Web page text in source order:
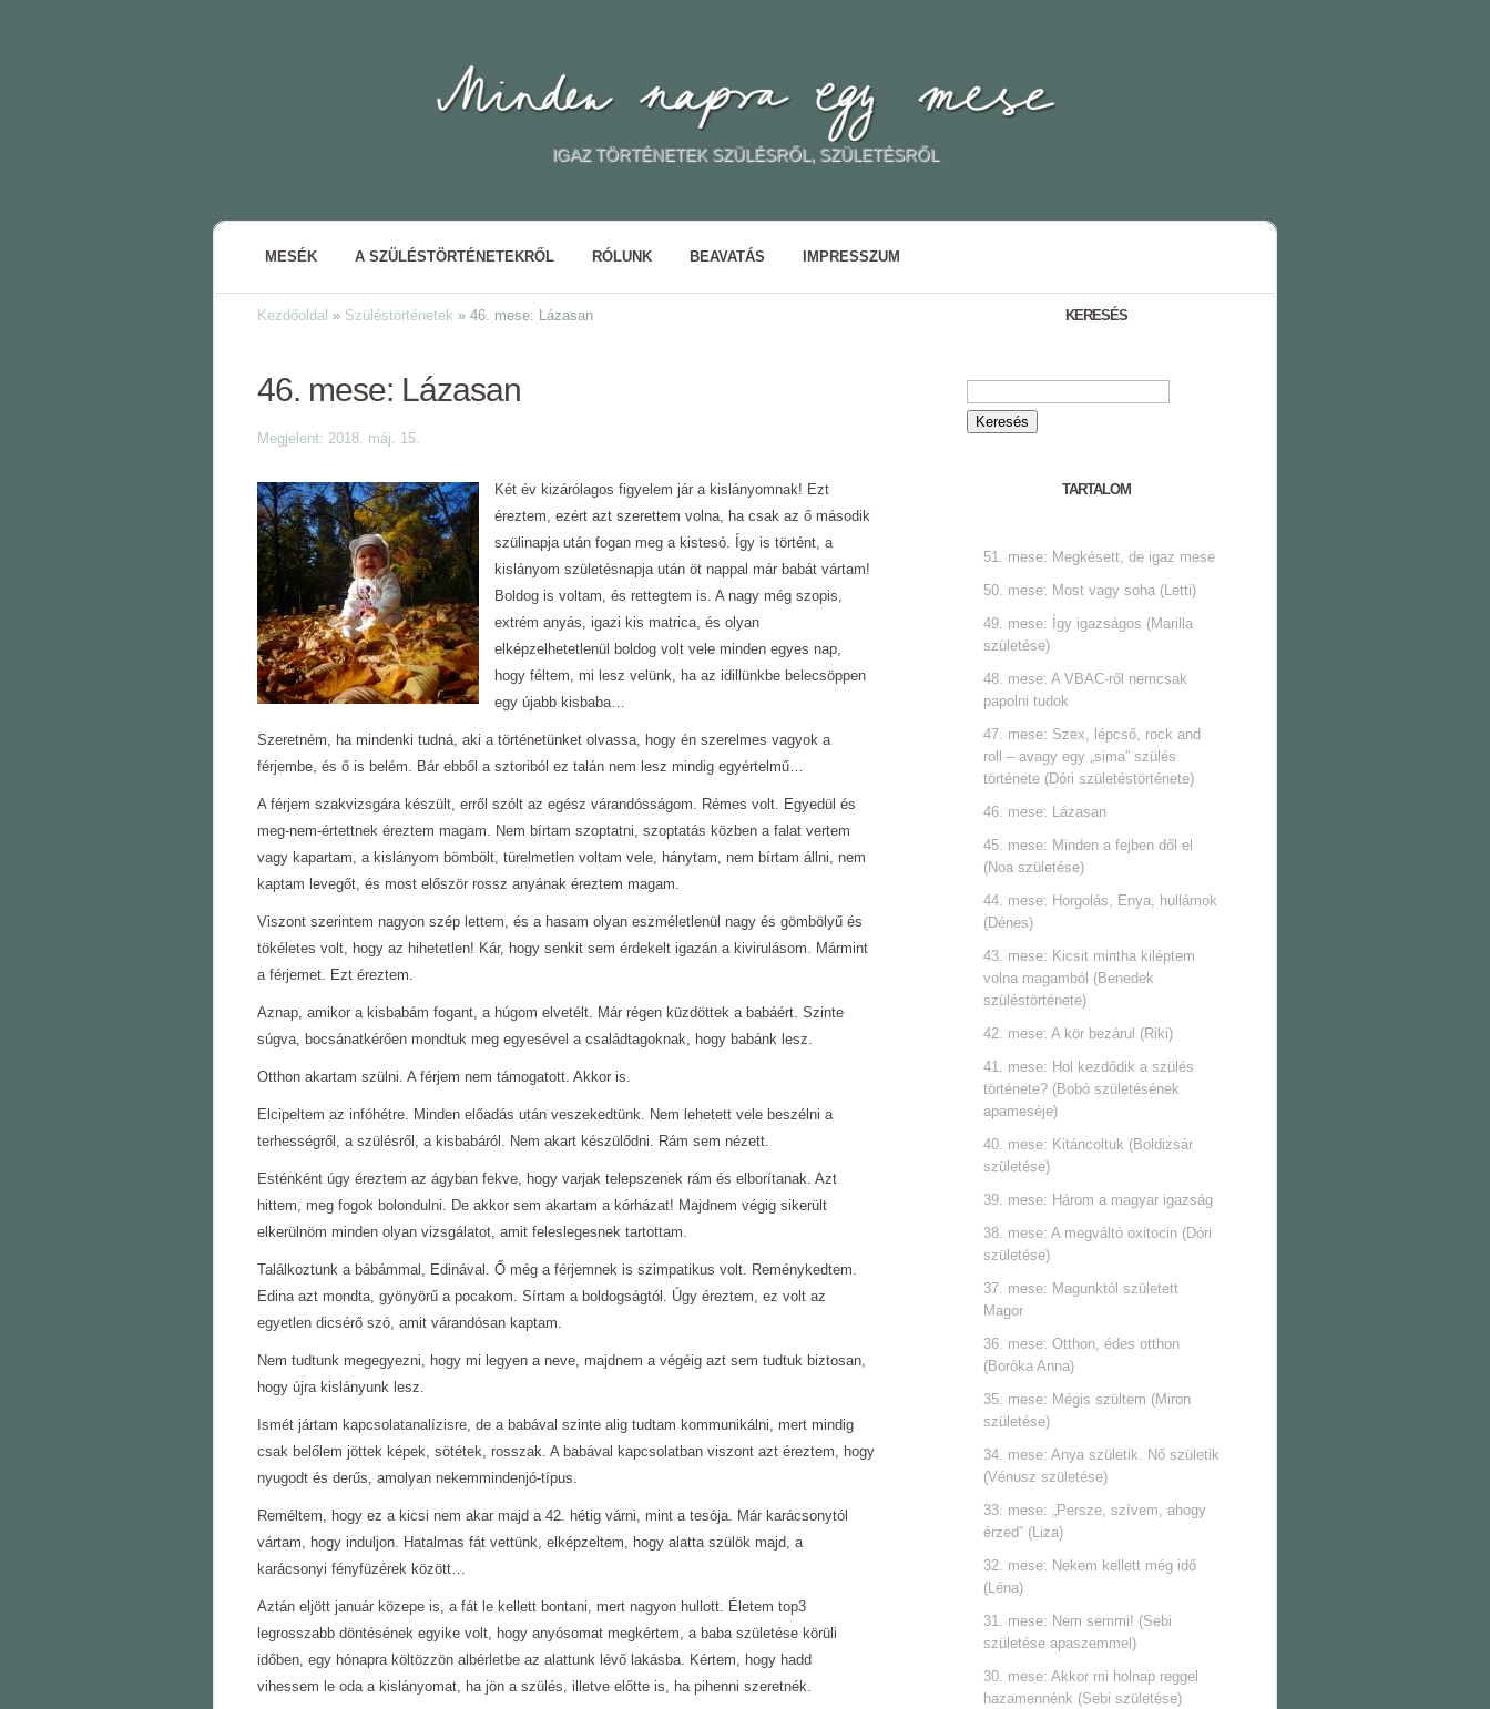
IGAZ TÖRTÉNETEK SZÜLÉSRŐL, SZÜLETÉSRŐL
MESÉK A SZÜLÉSTÖRTÉNETEKRŐL RÓLUNK BEAVATÁS IMPRESSZUM
Kezdőoldal » Szüléstörténetek » 46. mese: Lázasan
46. mese: Lázasan
Megjelent: 2018. máj. 15.
Két év kizárólagos figyelem jár a kislányomnak! Ezt
éreztem, ezért azt szerettem volna, ha csak az ő második
szülinapja után fogan meg a kistesó. Így is történt, a
kislányom születésnapja után öt nappal már babát vártam!
Boldog is voltam, és rettegtem is. A nagy még szopis,
extrém anyás, igazi kis matrica, és olyan
elképzelhetetlenül boldog volt vele minden egyes nap,
hogy féltem, mi lesz velünk, ha az idillünkbe belecsöppen
egy újabb kisbaba…
Szeretném, ha mindenki tudná, aki a történetünket olvassa, hogy én szerelmes vagyok a
férjembe, és ő is belém. Bár ebből a sztoriból ez talán nem lesz mindig egyértelmű…
A férjem szakvizsgára készült, erről szólt az egész várandósságom. Rémes volt. Egyedül és
meg-nem-értettnek éreztem magam. Nem bírtam szoptatni, szoptatás közben a falat vertem
vagy kapartam, a kislányom bömbölt, türelmetlen voltam vele, hánytam, nem bírtam állni, nem
kaptam levegőt, és most először rossz anyának éreztem magam.
Viszont szerintem nagyon szép lettem, és a hasam olyan eszméletlenül nagy és gömbölyű és
tökéletes volt, hogy az hihetetlen! Kár, hogy senkit sem érdekelt igazán a kivirulásom. Mármint
a férjemet. Ezt éreztem.
Aznap, amikor a kisbabám fogant, a húgom elvetélt. Már régen küzdöttek a babáért. Szinte
súgva, bocsánatkérően mondtuk meg egyesével a családtagoknak, hogy babánk lesz.
Otthon akartam szülni. A férjem nem támogatott. Akkor is.
Elcipeltem az infóhétre. Minden előadás után veszekedtünk. Nem lehetett vele beszélni a
terhességről, a szülésről, a kisbabáról. Nem akart készülődni. Rám sem nézett.
Esténként úgy éreztem az ágyban fekve, hogy varjak telepszenek rám és elborítanak. Azt
hittem, meg fogok bolondulni. De akkor sem akartam a kórházat! Majdnem végig sikerült
elkerülnöm minden olyan vizsgálatot, amit feleslegesnek tartottam.
Találkoztunk a bábámmal, Edinával. Ő még a férjemnek is szimpatikus volt. Reménykedtem.
Edina azt mondta, gyönyörű a pocakom. Sírtam a boldogságtól. Úgy éreztem, ez volt az
egyetlen dicsérő szó, amit várandósan kaptam.
Nem tudtunk megegyezni, hogy mi legyen a neve, majdnem a végéig azt sem tudtuk biztosan,
hogy újra kislányunk lesz.
Ismét jártam kapcsolatanalízisre, de a babával szinte alig tudtam kommunikálni, mert mindig
csak belőlem jöttek képek, sötétek, rosszak. A babával kapcsolatban viszont azt éreztem, hogy
nyugodt és derűs, amolyan nekemmindenjó-típus.
Reméltem, hogy ez a kicsi nem akar majd a 42. hétig várni, mint a tesója. Már karácsonytól
vártam, hogy induljon. Hatalmas fát vettünk, elképzeltem, hogy alatta szülök majd, a
karácsonyi fényfüzérek között…
Aztán eljött január közepe is, a fát le kellett bontani, mert nagyon hullott. Életem top3
legrosszabb döntésének egyike volt, hogy anyósomat megkértem, a baba születése körüli
időben, egy hónapra költözzön albérletbe az alattunk lévő lakásba. Kértem, hogy hadd
vihessem le oda a kislányomat, ha jön a szülés, illetve előtte is, ha pihenni szeretnék.
KERESÉS
TARTALOM
51. mese: Megkésett, de igaz mese
50. mese: Most vagy soha (Letti)
49. mese: Így igazságos (Marilla
születése)
48. mese: A VBAC-ről nemcsak
papolni tudok
47. mese: Szex, lépcső, rock and
roll ‒ avagy egy „sima” szülés
története (Dóri születéstörténete)
46. mese: Lázasan
45. mese: Minden a fejben dől el
(Noa születése)
44. mese: Horgolás, Enya, hullámok
(Dénes)
43. mese: Kicsit mintha kiléptem
volna magamból (Benedek
szüléstörténete)
42. mese: A kör bezárul (Riki)
41. mese: Hol kezdődik a szülés
története? (Bobó születésének
apameséje)
40. mese: Kitáncoltuk (Boldizsár
születése)
39. mese: Három a magyar igazság
38. mese: A megváltó oxitocin (Dóri
születése)
37. mese: Magunktól született
Magor
36. mese: Otthon, édes otthon
(Boróka Anna)
35. mese: Mégis szültem (Miron
születése)
34. mese: Anya születik. Nő születik
(Vénusz születése)
33. mese: „Persze, szívem, ahogy
érzed” (Liza)
32. mese: Nekem kellett még idő
(Léna)
31. mese: Nem semmi! (Sebi
születése apaszemmel)
30. mese: Akkor mi holnap reggel
hazamennénk (Sebi születése)